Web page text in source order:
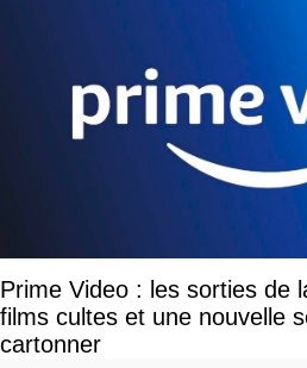
Prime Video : les sorties de
films cultes et une nouvelle
cartonner